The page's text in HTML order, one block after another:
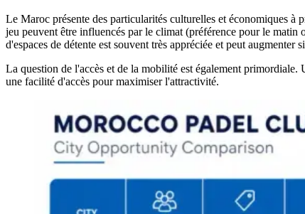
Le Maroc présente des particularités culturelles et économiques
jeu peuvent être influencés par le climat (préférence pour le matin
d'espaces de détente est souvent très appréciée et peut augmenter
La question de l'accès et de la mobilité est également
une facilité d'accès pour maximiser l'attractivité.